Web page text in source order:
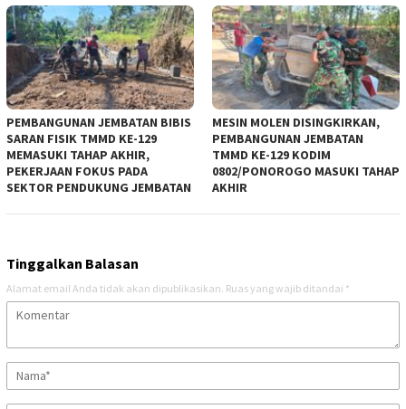
PEMBANGUNAN JEMBATAN BIBIS
SARAN FISIK TMMD KE-129
MEMASUKI TAHAP AKHIR,
PEKERJAAN FOKUS PADA
SEKTOR PENDUKUNG JEMBATAN
MESIN MOLEN DISINGKIRKAN,
PEMBANGUNAN JEMBATAN
TMMD KE-129 KODIM
0802/PONOROGO MASUKI TAHAP
AKHIR
Tinggalkan Balasan
Alamat email Anda tidak akan dipublikasikan. Ruas yang wajib ditandai *